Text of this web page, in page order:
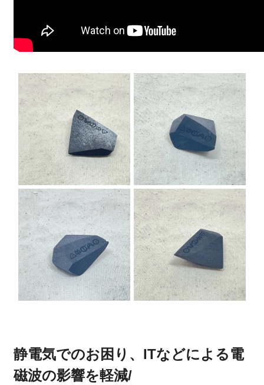
静電気でのお困り、ITなどによる電
磁波の影響を軽減/